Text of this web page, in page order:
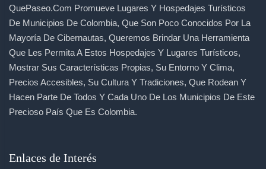
QuePaseo.com Promueve Lugares Y Hospedajes Turísticos
De Municipios De Colombia, Que Son Poco Conocidos Por La
Mayoría De Cibernautas, Queremos Brindar Una Herramienta
Que Les Permita A Estos Hospedajes Y Lugares Turísticos,
Mostrar Sus Características Propias, Su Entorno Y Clima,
Precios Accesibles, Su Cultura Y Tradiciones, Que Rodean Y
Hacen Parte De Todos Y Cada Uno De Los Municipios De Este
Precioso País Que Es Colombia.
Enlaces de Interés